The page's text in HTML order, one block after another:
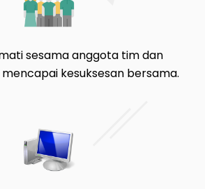
sesama anggota tim dan
kesuksesan bersama.